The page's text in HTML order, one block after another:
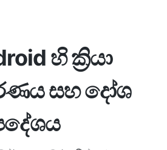
හි ක්‍රියා
සහ දෝශ